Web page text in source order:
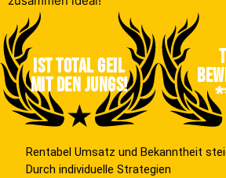
Ist total geil
mit den jungs!
Rentabel Umsatz und Bekanntheit
Durch individuelle Strategien